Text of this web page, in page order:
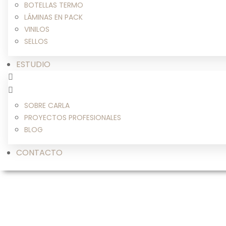
BOTELLAS TERMO
LÁMINAS EN PACK
VINILOS
SELLOS
ESTUDIO
SOBRE CARLA
PROYECTOS PROFESIONALES
BLOG
CONTACTO